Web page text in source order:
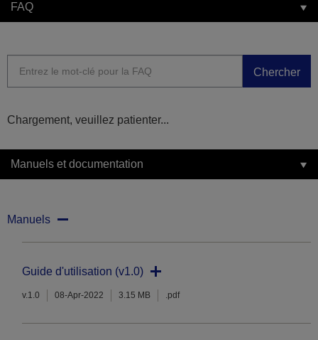
FAQ
Chercher
Chargement, veuillez patienter...
Manuels et documentation
Manuels
Guide d'utilisation (v1.0)
v.1.0 08-Apr-2022 3.15 MB .pdf